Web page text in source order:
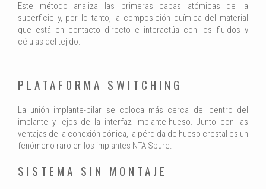
Este método analiza las primeras capas atómicas de la
superficie y, por lo tanto, la composición química del material
que está en contacto directo e interactúa con los fluidos y
células del tejido.
PLATAFORMA SWITCHING
La unión implante-pilar se coloca más cerca del centro del
implante y lejos de la interfaz implante-hueso. Junto con las
ventajas de la conexión cónica, la pérdida de hueso crestal es un
fenómeno raro en los implantes NTA Spure.
SISTEMA SIN MONTAJE